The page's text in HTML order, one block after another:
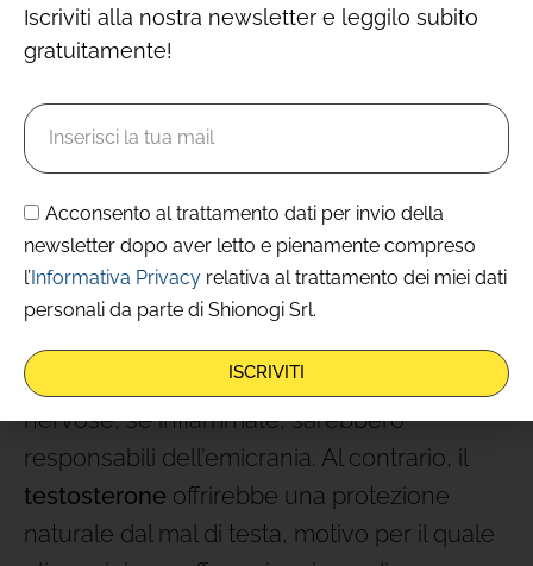
di ossigeno: da qui ha origine la sensazione
Esiste dunque un legame tra questo tipo di
della vita fertile: secondo uno studio
dell’università spagnola Miguel Hernandez
di Elche,gli estrogeni influenzerebbero il
sistema trigemino-vascolare, le cui
strutture del nervo trigemino e delle fibre
nervose, se infiammate, sarebbero
responsabili dell’emicrania. Al contrario, il
testosterone offrirebbe una protezione
naturale dal mal di testa, motivo per il quale
Iscriviti alla nostra newsletter e leggilo subito
gratuitamente!
Acconsento al trattamento dati per invio della
newsletter dopo aver letto e pienamente compreso
l’Informativa Privacy relativa al trattamento dei miei dati
personali da parte di Shionogi Srl.
ISCRIVITI